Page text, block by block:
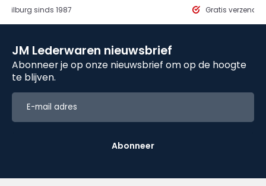
Tilburg sinds 1987 Gratis
JM Lederwaren nieuwsbrief
Abonneer je op onze nieuwsbrief om op de hoogte
te blijven.
Abonneer